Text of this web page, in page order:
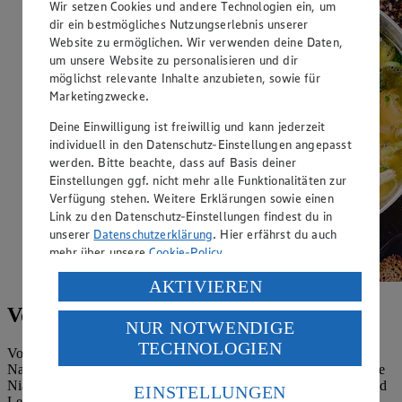
Vorsicht bei Niacin-Präparaten
Von einer zusätzlichen Zufuhr von Vitamin B3 in Form von
Nahrungsergänzungsmitteln rät die DGE ab. So kann eine zu hohe
Niacin-Dosierung zu Hautreizungen, Verdauungsbeschwerden und
Wir setzen Cookies und andere Technologien ein, um
dir ein bestmögliches Nutzungserlebnis unserer
Website zu ermöglichen. Wir verwenden deine Daten,
um unsere Website zu personalisieren und dir
möglichst relevante Inhalte anzubieten, sowie für
Marketingzwecke.
Deine Einwilligung ist freiwillig und kann jederzeit
individuell in den Datenschutz-Einstellungen angepasst
werden. Bitte beachte, dass auf Basis deiner
Einstellungen ggf. nicht mehr alle Funktionalitäten zur
Verfügung stehen. Weitere Erklärungen sowie einen
Link zu den Datenschutz-Einstellungen findest du in
unserer Datenschutzerklärung. Hier erfährst du auch
mehr über unsereCookie-Policy.
Verarbeitung deiner personenbezogenen Daten in den
USA durch Facebook und YouTube:
Wenn du auf „Aktivieren“ klickst, willigst du im Sinne
des Art. 49 Abs. 1 Satz 1 lit. a) DSGVO ein, dass deine
Daten in den USA verarbeitet werden. Der EuGH sieht
die USA als Land mit einem nach europäischen
AKTIVIEREN
NUR NOTWENDIGE
TECHNOLOGIEN
EINSTELLUNGEN